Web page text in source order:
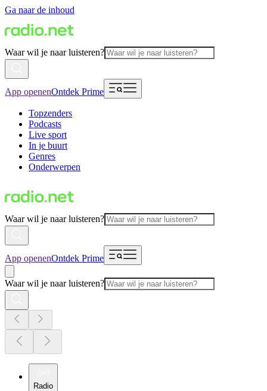
Ga naar de inhoud
Waar wil je naar luisteren?
App openenOntdek Prime
Topzenders
Podcasts
Live sport
In je buurt
Genres
Onderwerpen
Waar wil je naar luisteren?
App openenOntdek Prime
Waar wil je naar luisteren?
Radio